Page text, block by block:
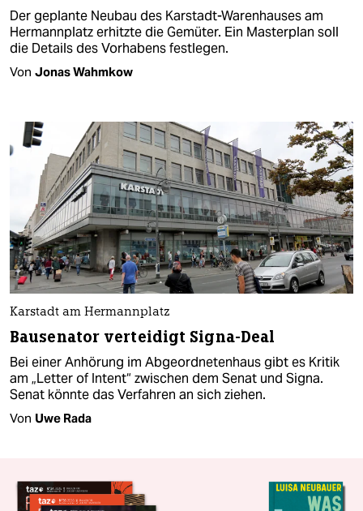
Der geplante Neubau des Karstadt-Warenhauses am
Hermannplatz erhitzte die Gemüter. Ein Masterplan soll
die Details des Vorhabens festlegen.
Von Jonas Wahmkow
Karstadt am Hermannplatz
Bausenator verteidigt Signa-Deal
Bei einer Anhörung im Abgeordnetenhaus gibt es Kritik
am „Letter of Intent“ zwischen dem Senat und Signa.
Senat könnte das Verfahren an sich ziehen.
Von Uwe Rada